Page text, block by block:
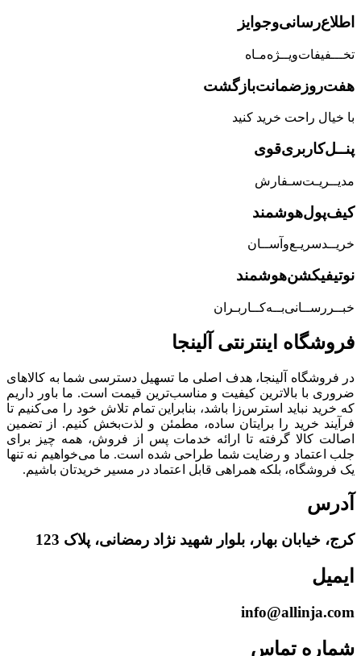
اطلاع‌رسانی‌و‌جوایز
تخـــفیفات‌ویــژه‌مـاه
هفت‌روز‌ضمانت‌بازگشت
با خیال راحت خرید کنید
پنــل‌کاربری‌قوی
مدیــریـت‌سـفارش
کیف‌پول‌هوشمند
خریــد‌سریـع‌و‌آســان
نوتیفیکشن‌هوشمند
خبــررســانی‌بــه‌کــاربـران
فروشگاه‌ اینترنتی‌ آلینجا
در فروشگاه آلینجا، هدف اصلی ما تسهیل دسترسی شما به کالاهای
ضروری با بالاترین کیفیت و مناسب‌ترین قیمت است. ما باور داریم
که خرید نباید استرس‌زا باشد، بنابراین تمام تلاش خود را می‌کنیم تا
فرآیند خرید را برایتان ساده، مطمئن و لذت‌بخش کنیم. از تضمین
اصالت کالا گرفته تا ارائه خدمات پس از فروش، همه چیز برای
جلب اعتماد و رضایت شما طراحی شده است. ما می‌خواهیم نه تنها
یک فروشگاه، بلکه همراهی قابل اعتماد در مسیر خریدتان باشیم.
آدرس
کرج، خیابان بهار، بلوار شهید نژاد رمضانی، پلاک 123
ایمیل
info@allinja.com
شماره تماس